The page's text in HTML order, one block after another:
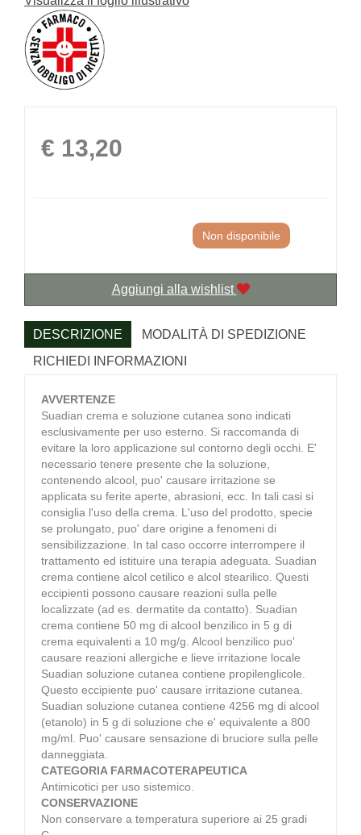
Prezzo
€ 13,20
Non disponibile
Aggiungi alla wishlist
DESCRIZIONE
MODALITÀ DI SPEDIZIONE
RICHIEDI INFORMAZIONI
AVVERTENZE
Suadian crema e soluzione cutanea sono indicati
esclusivamente per uso esterno. Si raccomanda di
evitare la loro applicazione sul contorno degli occhi. E'
necessario tenere presente che la soluzione,
contenendo alcool, puo' causare irritazione se
applicata su ferite aperte, abrasioni, ecc. In tali casi si
consiglia l'uso della crema. L'uso del prodotto, specie
se prolungato, puo' dare origine a fenomeni di
sensibilizzazione. In tal caso occorre interrompere il
trattamento ed istituire una terapia adeguata. Suadian
crema contiene alcol cetilico e alcol stearilico. Questi
eccipienti possono causare reazioni sulla pelle
localizzate (ad es. dermatite da contatto). Suadian
crema contiene 50 mg di alcool benzilico in 5 g di
crema equivalenti a 10 mg/g. Alcool benzilico puo'
causare reazioni allergiche e lieve irritazione locale
Suadian soluzione cutanea contiene propilenglicole.
Questo eccipiente puo' causare irritazione cutanea.
Suadian soluzione cutanea contiene 4256 mg di alcool
(etanolo) in 5 g di soluzione che e' equivalente a 800
mg/ml. Puo' causare sensazione di bruciore sulla pelle
danneggiata.
CATEGORIA FARMACOTERAPEUTICA
Antimicotici per uso sistemico.
CONSERVAZIONE
Non conservare a temperatura superiore ai 25 gradi